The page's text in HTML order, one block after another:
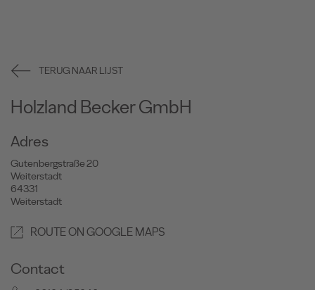
TERUG NAAR LIJST
Holzland Becker GmbH
Adres
Gutenbergstraße 20
Weiterstadt
64331
Weiterstadt
ROUTE ON GOOGLE MAPS
Contact